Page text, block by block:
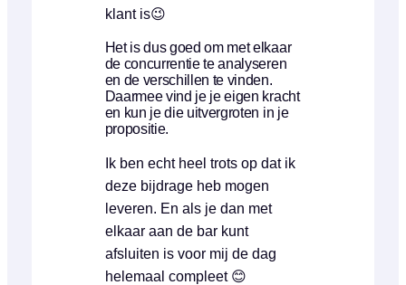
klant is😉
Het is dus goed om met elkaar
de concurrentie te analyseren
en de verschillen te vinden.
Daarmee vind je je eigen kracht
en kun je die uitvergroten in je
propositie.
Ik ben echt heel trots op dat ik
deze bijdrage heb mogen
leveren. En als je dan met
elkaar aan de bar kunt
afsluiten is voor mij de dag
helemaal compleet 😊